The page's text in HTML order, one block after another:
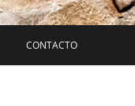
CONTACTO